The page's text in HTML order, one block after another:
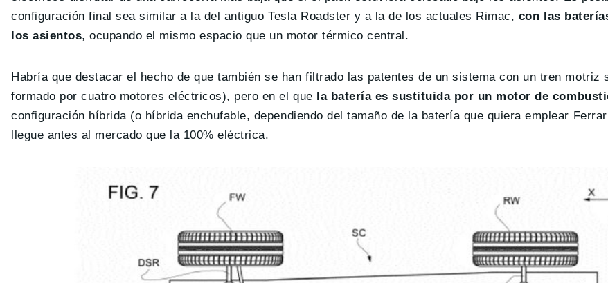
configuración final sea similar a la del antiguo Tesla Roadster y a la de los actuales Rimac, con las
los asientos, ocupando el mismo espacio que un motor térmico central.
Habría que destacar el hecho de que también se han filtrado las patentes de un sistema con un tren motriz
formado por cuatro motores eléctricos), pero en el que
la batería es sustituida por un motor de
configuración híbrida (o híbrida enchufable, dependiendo del tamaño de la batería que quiera emplear
llegue antes al mercado que la 100% eléctrica.